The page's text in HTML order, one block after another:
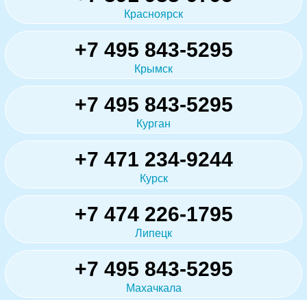
Красноярск
+7 495 843-5295
Крымск
+7 495 843-5295
Курган
+7 471 234-9244
Курск
+7 474 226-1795
Липецк
+7 495 843-5295
Махачкала